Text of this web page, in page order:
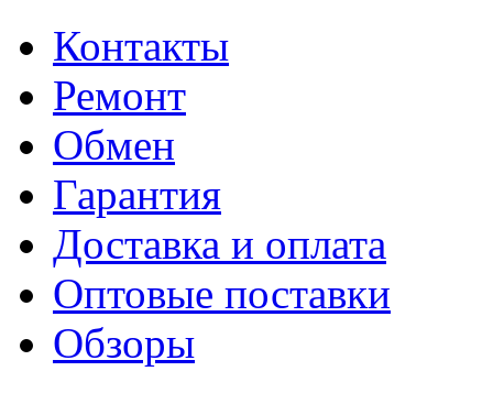
Контакты
Ремонт
Обмен
Гарантия
Доставка и оплата
Оптовые поставки
Обзоры